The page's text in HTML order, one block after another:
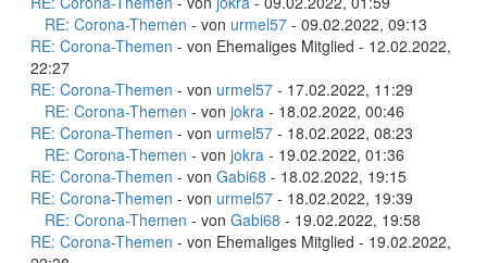
RE: Corona-Themen - von urmel57 - 09.02.2022, 09:13
RE: Corona-Themen - von Ehemaliges Mitglied - 12.02.2022,
22:27
RE: Corona-Themen - von urmel57 - 17.02.2022, 11:29
RE: Corona-Themen - von jokra - 18.02.2022, 00:46
RE: Corona-Themen - von urmel57 - 18.02.2022, 08:23
RE: Corona-Themen - von jokra - 19.02.2022, 01:36
RE: Corona-Themen - von Gabi68 - 18.02.2022, 19:15
RE: Corona-Themen - von urmel57 - 18.02.2022, 19:39
RE: Corona-Themen - von Gabi68 - 19.02.2022, 19:58
RE: Corona-Themen - von Ehemaliges Mitglied - 19.02.2022,